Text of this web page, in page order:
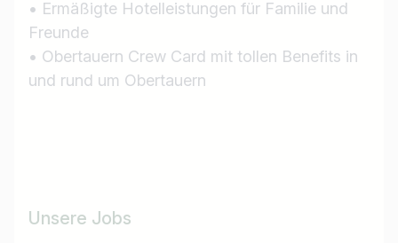
• Ermäßigte Hotelleistungen für Familie und
Freunde
• Obertauern Crew Card mit tollen Benefits in
und rund um Obertauern
Unsere Jobs